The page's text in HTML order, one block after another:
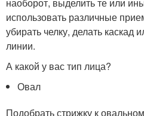
наоборот, выделить те или
использовать различные
убирать челку, делать каскад
линии.
А какой у вас тип лица?
Овал
Подобрать стрижку к